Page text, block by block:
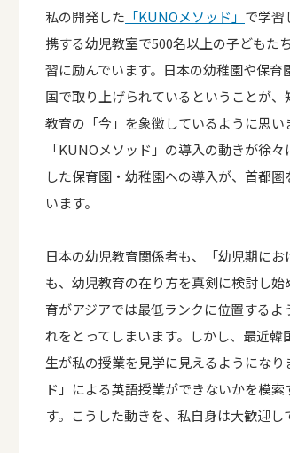
私の開発した 「KUNOメソッド」 で学習
携する幼児教室で500名以上の子どもた
習に励んでいます。日本の幼稚園や保
国で取り上げられているということが
教育の「今」を象徴しているように思い
「KUNOメソッド」の導入の動きが徐
した保育園・幼稚園への導入が、首都
います。
日本の幼児教育関係者も、「幼児期に
も、幼児教育の在り方を真剣に検討し
育がアジアでは最低ランクに位置する
れをとってしまいます。しかし、最近
生が私の授業を見学に見えるようにな
ド」による英語授業ができないかを模
す。こうした動きを、私自身は大歓迎し